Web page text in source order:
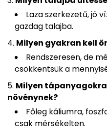
Laza szerkezetű, jó
gazdag talajba.
Milyen gyakran kell
Rendszeresen, de
csökkentsük a
Milyen tápanyagokra
növénynek?
Főleg káliumra,
csak mérsékelten.